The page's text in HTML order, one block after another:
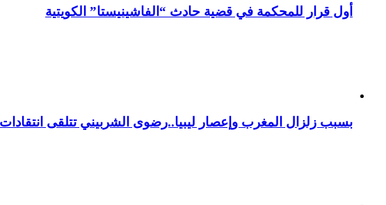
أول قرار للمحكمة في قضية حادث “الفاشينيستا” الكويتية
بسبب زلزال المغرب وإعصار ليبيا..رضوى الشربيني تتلقى انتقادات